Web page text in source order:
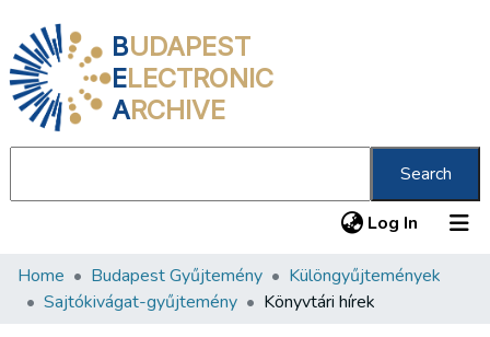
BUDAPEST
ELECTRONIC
ARCHIVE
Search
Log In (current)
Communities & Collections
Home Budapest Gyűjtemény
Különgyűjtemények
Sajtókivágat-gyűjtemény
Könyvtári hírek